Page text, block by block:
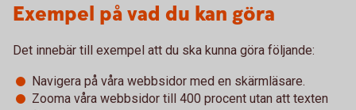
Exempel på vad du kan göra
Det innebär till exempel att du ska kunna göra följande:
Navigera på våra webbsidor med en skärmläsare.
Zooma våra webbsidor till 400 procent utan att texten